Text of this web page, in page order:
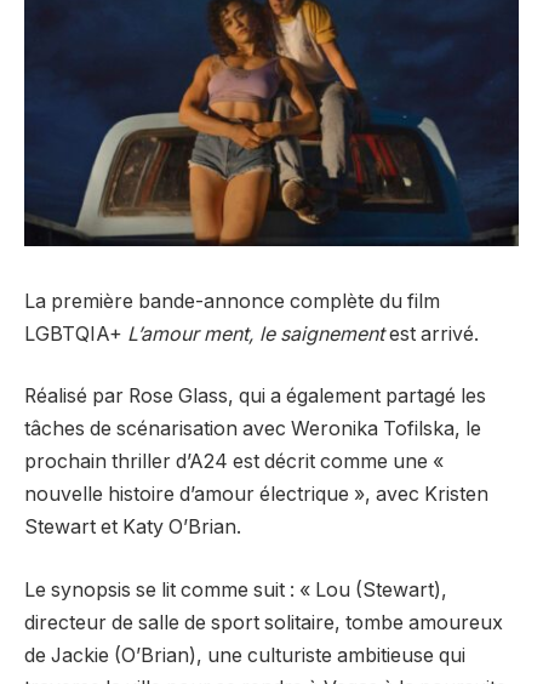
La première bande-annonce complète du film
LGBTQIA+ L’amour ment, le saignementest arrivé.
Réalisé par Rose Glass, qui a également partagé les
tâches de scénarisation avec Weronika Tofilska, le
prochain thriller d’A24 est décrit comme une «
nouvelle histoire d’amour électrique », avec Kristen
Stewart et Katy O’Brian.
Le synopsis se lit comme suit : « Lou (Stewart),
directeur de salle de sport solitaire, tombe amoureux
de Jackie (O’Brian), une culturiste ambitieuse qui